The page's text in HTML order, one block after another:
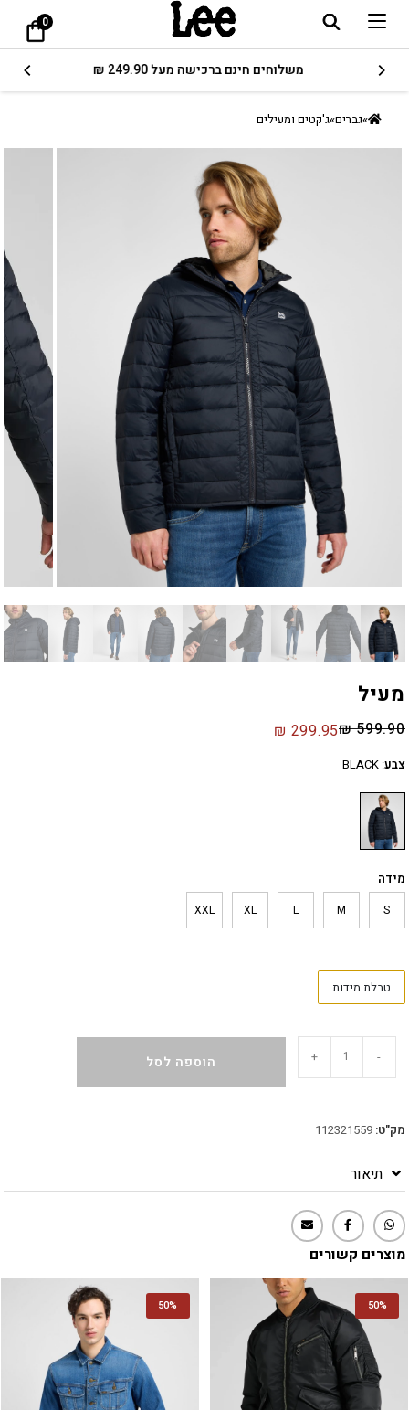
0
משלוחים חינם ברכישה מעל 249.90 ₪
»גברים»ג'קטים ומעילים
מעיל
₪599.90
₪ 299.95
צבע:
BLACK
מידה
S
M
L
XL
XXL
טבלת מידות
-
+ הוספה לסל
מק"ט:112321559
תיאור
מוצרים קשורים
50%
50%